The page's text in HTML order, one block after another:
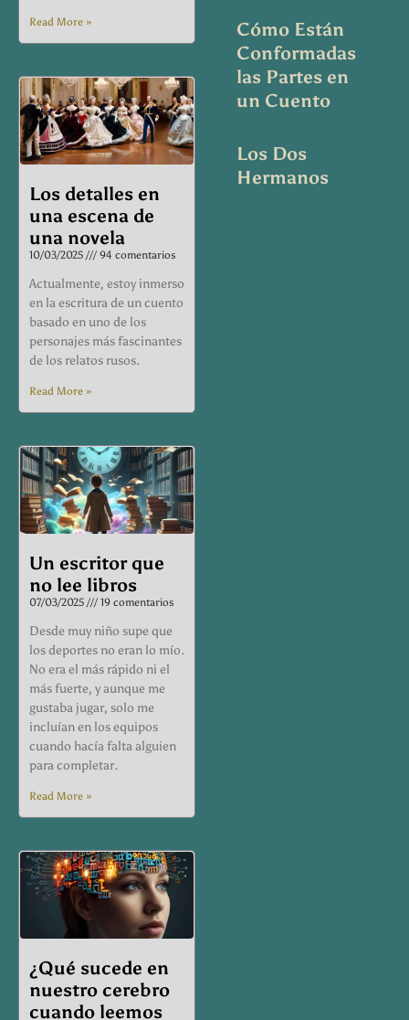
Read More »
Los detalles en
una escena de
una novela
10/03/2025 94 comentarios
Actualmente, estoy inmerso
en la escritura de un cuento
basado en uno de los
personajes más fascinantes
de los relatos rusos.
Read More »
Un escritor que
no lee libros
07/03/2025 19 comentarios
Desde muy niño supe que
los deportes no eran lo mío.
No era el más rápido ni el
más fuerte, y aunque me
gustaba jugar, solo me
incluían en los equipos
cuando hacía falta alguien
para completar.
Read More »
¿Qué sucede en
nuestro cerebro
cuando leemos
Cómo Están
Conformadas
las Partes en
un Cuento
Los Dos
Hermanos